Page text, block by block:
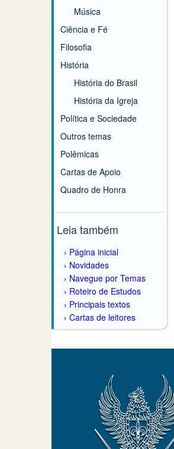
Música
Ciência e Fé
Filosofia
História
História do Brasil
História da Igreja
Política e Sociedade
Outros temas
Polêmicas
Cartas de Apoio
Quadro de Honra
Leia também
Página inicial
Novidades
Navegue por Temas
Roteiro de Estudos
Principais textos
Cartas de leitores